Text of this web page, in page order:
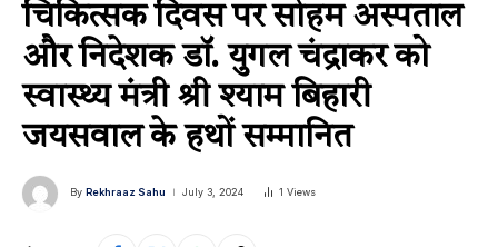
चिकित्सक दिवस पर सोहम अस्पताल
और निदेशक डॉ. युगल चंद्राकर को
स्वास्थ्य मंत्री श्री श्याम बिहारी
जयसवाल के हथों सम्मानित
By Rekhraaz Sahu July 3, 2024 1 Views